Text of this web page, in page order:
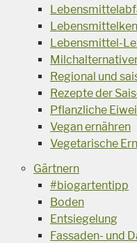
Lebensmittel-
Regional und
Rezepte der
Pflanzliche
Vegan ernähren
Vegetarische
Gärtnern
#biogartentipp
Boden
Entsiegelung
Fassaden- und